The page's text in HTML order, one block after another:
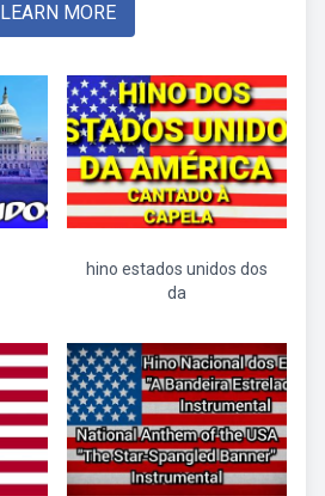
LEARN MORE
hino estados unidos dos
da